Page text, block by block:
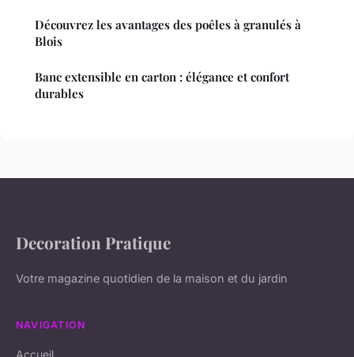
Découvrez les avantages des poêles à granulés à
Blois
Banc extensible en carton : élégance et confort
durables
Decoration Pratique
Votre magazine quotidien de la maison et du jardin
NAVIGATION